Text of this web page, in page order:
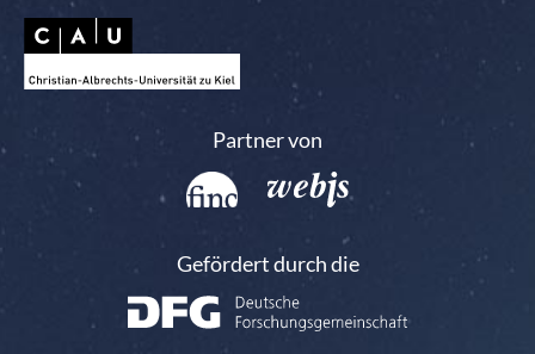
Partner von
Gefördert durch die